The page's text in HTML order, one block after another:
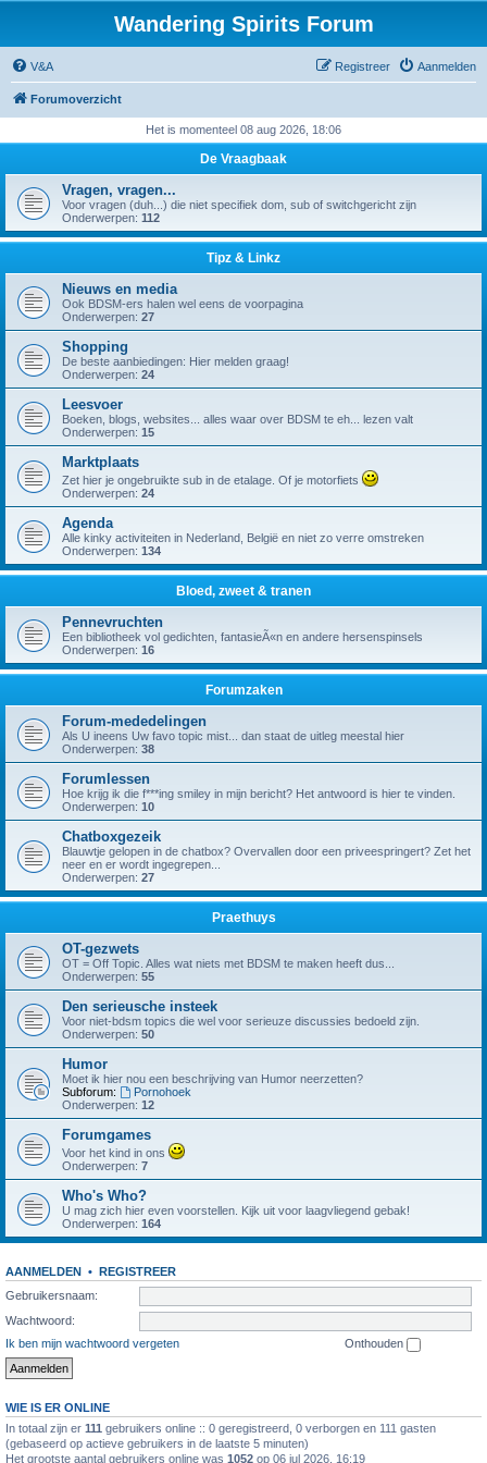
Wandering Spirits Forum
V&A Aanmelden
Registreer
Forumoverzicht
Het is momenteel 08 aug 2026, 18:06
De Vraagbaak
Vragen, vragen...
Voor vragen (duh...) die niet specifiek dom, sub of switchgericht zijn
Onderwerpen: 112
Tipz & Linkz
Nieuws en media
Ook BDSM-ers halen wel eens de voorpagina
Onderwerpen: 27
Shopping
De beste aanbiedingen: Hier melden graag!
Onderwerpen: 24
Leesvoer
Boeken, blogs, websites... alles waar over BDSM te eh... lezen valt
Onderwerpen: 15
Marktplaats
Zet hier je ongebruikte sub in de etalage. Of je motorfiets
Onderwerpen: 24
Agenda
Alle kinky activiteiten in Nederland, België en niet zo verre omstreken
Onderwerpen: 134
Bloed, zweet & tranen
Pennevruchten
Een bibliotheek vol gedichten, fantasieÃ«n en andere hersenspinsels
Onderwerpen: 16
Forumzaken
Forum-mededelingen
Als U ineens Uw favo topic mist... dan staat de uitleg meestal hier
Onderwerpen: 38
Forumlessen
Hoe krijg ik die f***ing smiley in mijn bericht? Het antwoord is hier te vinden.
Onderwerpen: 10
Chatboxgezeik
Blauwtje gelopen in de chatbox? Overvallen door een priveespringert? Zet het
neer en er wordt ingegrepen...
Onderwerpen: 27
Praethuys
OT-gezwets
OT = Off Topic. Alles wat niets met BDSM te maken heeft dus...
Onderwerpen: 55
Den serieusche insteek
Voor niet-bdsm topics die wel voor serieuze discussies bedoeld zijn.
Onderwerpen: 50
Humor
Moet ik hier nou een beschrijving van Humor neerzetten?
Subforum:
Pornohoek
Onderwerpen: 12
Forumgames
Voor het kind in ons
Onderwerpen: 7
Who's Who?
U mag zich hier even voorstellen. Kijk uit voor laagvliegend gebak!
Onderwerpen: 164
AANMELDEN • REGISTREER
Gebruikersnaam:
Wachtwoord:
Ik ben mijn wachtwoord vergeten
Onthouden
WIE IS ER ONLINE
In totaal zijn er 111 gebruikers online :: 0 geregistreerd, 0 verborgen en 111 gasten
(gebaseerd op actieve gebruikers in de laatste 5 minuten)
Het grootste aantal gebruikers online was 1052 op 06 jul 2026, 16:19